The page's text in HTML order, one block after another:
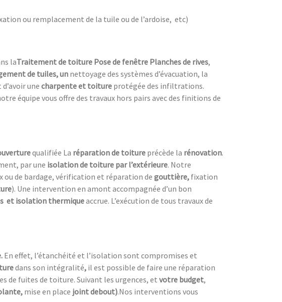
ou remplacement de la tuile ou de l’ardoise, etc)
laTraitement de toiture Pose de fenêtre Planches de rives,
de tuiles, un nettoyage des systèmes d’évacuation, la
une charpente et toiture protégée des infiltrations.
équipe vous offre des travaux hors pairs avec des finitions de
qualifiée La réparation de toiture précède la rénovation.
par une isolation de toiture par l’extérieure. Notre
de bardage, vérification et réparation de gouttière, fixation
). Une intervention en amont accompagnée d’un bon
et isolation thermiqueaccrue. L’exécution de tous travaux de
En effet, l’étanchéité et l’isolation sont compromises et
dans son intégralité, il est possible de faire une réparation
de fuites de toiture. Suivant les urgences, et votre budget,
mise en place joint debout).Nos interventions vous